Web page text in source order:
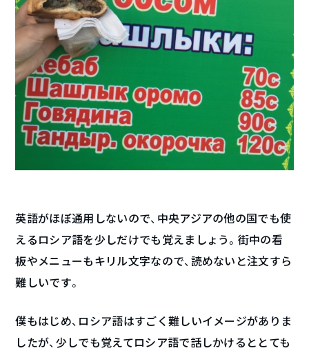
英語がほぼ通用しないので、中央アジアの他の国でも使
えるロシア語を少しだけでも覚えましょう。街中の看
板やメニューもキリル文字なので、読めないと注文すら
難しいです。
僕もはじめ、ロシア語はすごく難しいイメージがありま
したが、少しでも覚えてロシア語で話しかけるととても